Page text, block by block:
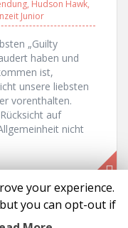
, Hudson Hawk,
Junior
„Guilty
haben und
ist,
unsere liebsten
vorenthalten.
auf
nicht
Solon by aThemes
your experience.
you can opt-out if